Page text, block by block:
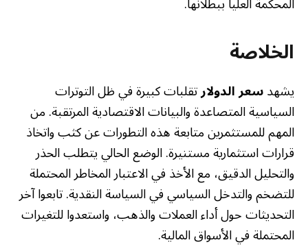
الخلاصة
يشهدسعر الدولارتقلبات كبيرة في ظل التوترات
السياسية المتصاعدة والبيانات الاقتصادية المرتقبة. من
المهم للمستثمرين متابعة هذه التطورات عن كثب واتخاذ
قرارات استثمارية مستنيرة. الوضع الحالي يتطلب الحذر
والتحليل الدقيق، مع الأخذ في الاعتبار المخاطر المحتملة
للتضخم والتدخل السياسي في السياسة النقدية. تابعوا آخر
التحديثات حول أداء العملات والذهب، واستعدوا للتغيرات
المحتملة في الأسواق المالية.